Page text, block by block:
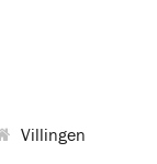
Villingen